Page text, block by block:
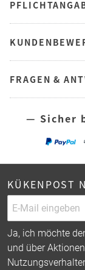
FRAGEN &
— Sicher
KÜKENPOST
Ja, ich möchte
und über